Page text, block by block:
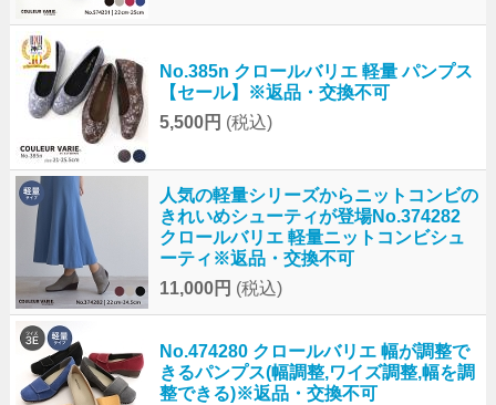
No.385n クロールバリエ 軽量 パンプス
【セール】※返品・交換不可
5,500円 (税込)
人気の軽量シリーズからニットコンビの
きれいめシューティが登場No.374282
クロールバリエ 軽量ニットコンビシュ
ーティ※返品・交換不可
11,000円 (税込)
No.474280 クロールバリエ 幅が調整で
きるパンプス(幅調整,ワイズ調整,幅を調
整できる)※返品・交換不可